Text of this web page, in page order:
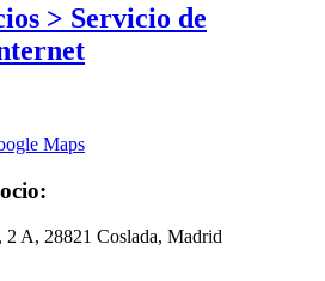
> Servicio de
Maps
A, 28821 Coslada, Madrid